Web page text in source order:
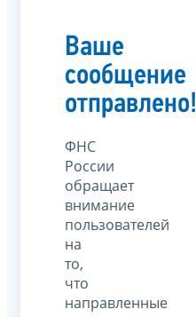
Ваше
сообщение
отправлено!
ФНС
России
обращает
внимание
пользователей
на
то,
что
направленные